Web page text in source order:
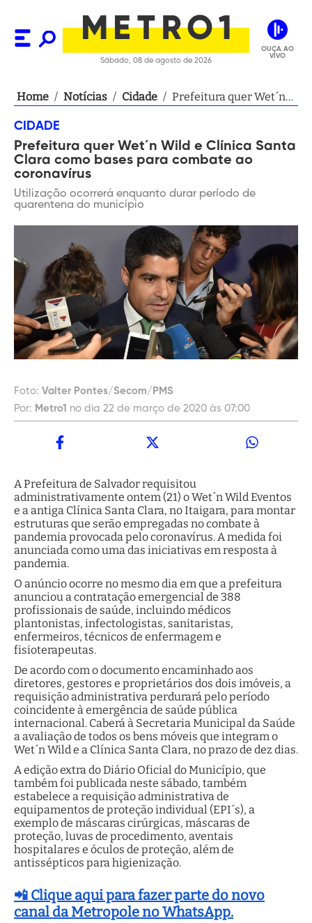
Sábado, 08 de agosto de 2026
OUÇA AO
VIVO
Home / Notícias / Cidade / Prefeitura quer Wet´n
combate ao
coronavírus
CIDADE
Prefeitura quer Wet´n Wild e Clínica Santa
Clara como bases para combate ao
coronavírus
Utilização ocorrerá enquanto durar período de
quarentena do município
Foto: Valter Pontes/Secom/PMS
Por: Metro1 no dia 22 de março de 2020 às 07:00
A Prefeitura de Salvador requisitou
administrativamente ontem (21) o Wet´n Wild Eventos
e a antiga Clínica Santa Clara, no Itaigara, para montar
estruturas que serão empregadas no combate à
pandemia provocada pelo coronavírus. A medida foi
anunciada como uma das iniciativas em resposta à
pandemia.
O anúncio ocorre no mesmo dia em que a prefeitura
anunciou a contratação emergencial de 388
profissionais de saúde, incluindo médicos
plantonistas, infectologistas, sanitaristas,
enfermeiros, técnicos de enfermagem e
fisioterapeutas.
De acordo com o documento encaminhado aos
diretores, gestores e proprietários dos dois imóveis, a
requisição administrativa perdurará pelo período
coincidente à emergência de saúde pública
internacional. Caberá à Secretaria Municipal da Saúde
a avaliação de todos os bens móveis que integram o
Wet´n Wild e a Clínica Santa Clara, no prazo de dez dias.
A edição extra do Diário Oficial do Município, que
também foi publicada neste sábado, também
estabelece a requisição administrativa de
equipamentos de proteção individual (EPI´s), a
exemplo de máscaras cirúrgicas, máscaras de
proteção, luvas de procedimento, aventais
hospitalares e óculos de proteção, além de
antissépticos para higienização.
📲 Clique aqui para fazer parte do novo
canal da Metropole no WhatsApp.